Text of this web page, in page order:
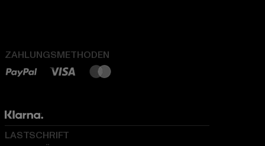
ZAHLUNGSMETHODEN
LASTSCHRIFT